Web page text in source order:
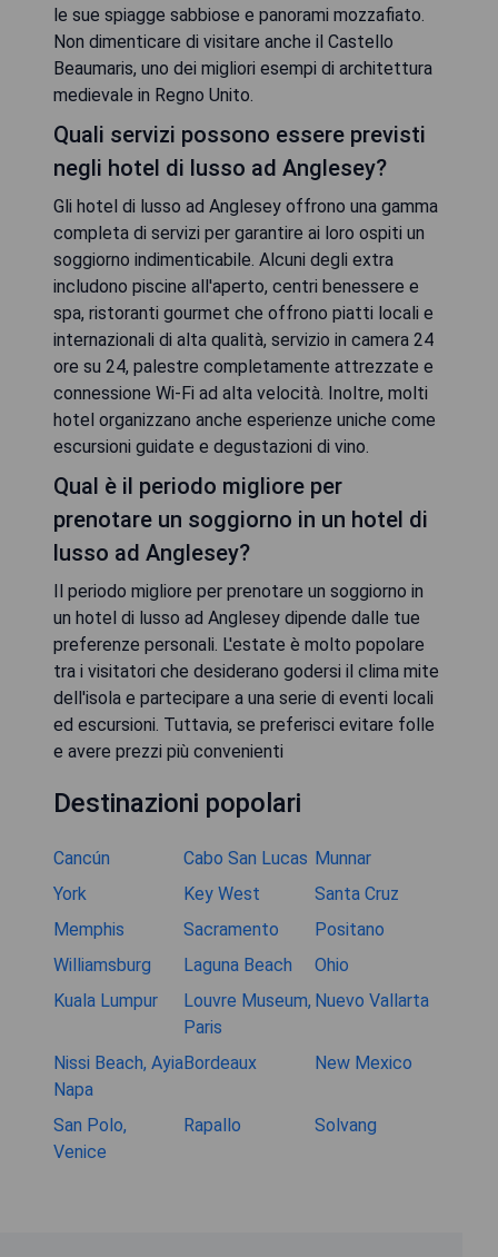
le sue spiagge sabbiose e panorami mozzafiato.
Non dimenticare di visitare anche il Castello
Beaumaris, uno dei migliori esempi di architettura
medievale in Regno Unito.
Quali servizi possono essere previsti
negli hotel di lusso ad Anglesey?
Gli hotel di lusso ad Anglesey offrono una gamma
completa di servizi per garantire ai loro ospiti un
soggiorno indimenticabile. Alcuni degli extra
includono piscine all'aperto, centri benessere e
spa, ristoranti gourmet che offrono piatti locali e
internazionali di alta qualità, servizio in camera 24
ore su 24, palestre completamente attrezzate e
connessione Wi-Fi ad alta velocità. Inoltre, molti
hotel organizzano anche esperienze uniche come
escursioni guidate e degustazioni di vino.
Qual è il periodo migliore per
prenotare un soggiorno in un hotel di
lusso ad Anglesey?
Il periodo migliore per prenotare un soggiorno in
un hotel di lusso ad Anglesey dipende dalle tue
preferenze personali. L'estate è molto popolare
tra i visitatori che desiderano godersi il clima mite
dell'isola e partecipare a una serie di eventi locali
ed escursioni. Tuttavia, se preferisci evitare folle
e avere prezzi più convenienti
Destinazioni popolari
Cancún Cabo San Lucas Munnar
York
Key West
Santa Cruz
Memphis
Sacramento
Positano
Williamsburg
Laguna Beach
Ohio
Kuala Lumpur
Louvre Museum,
Paris
Nuevo Vallarta
Nissi Beach, Ayia
Napa
Bordeaux New Mexico
San Polo,
Venice
Rapallo Solvang